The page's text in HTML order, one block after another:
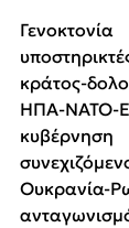
κράτος-
ΗΠΑ-
Ουκρανία-